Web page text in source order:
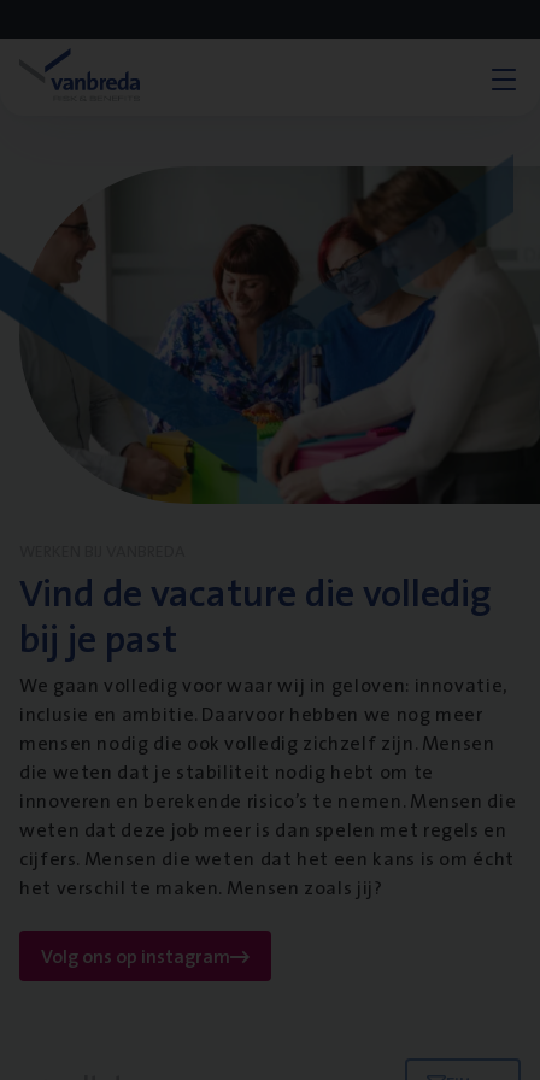
Vind de vacature die volledig
bij je past
We gaan volledig voor waar wij in geloven: innovatie,
inclusie en ambitie. Daarvoor hebben we nog meer
mensen nodig die ook volledig zichzelf zijn. Mensen
die weten dat je stabiliteit nodig hebt om te
innoveren en berekende risico’s te nemen. Mensen die
weten dat deze job meer is dan spelen met regels en
cijfers. Mensen die weten dat het een kans is om écht
het verschil te maken. Mensen zoals jij?
Volg ons op instagram